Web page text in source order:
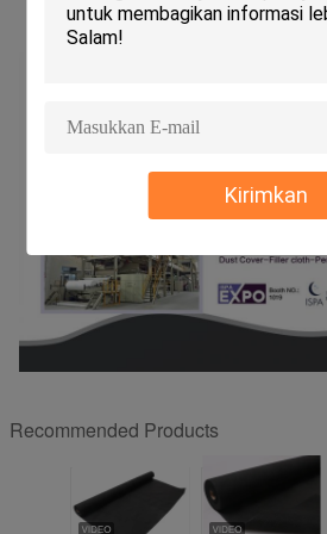
Kirimkan
Recommended Products